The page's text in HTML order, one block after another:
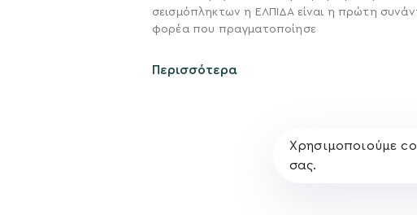
σεισμόπληκτων η ΕΛΠΙΔΑ είναι η πρώτη
φορέα που πραγματοποίησε
Περισσότερα
Σχέδιο
Χρησιμοποιούμε
σας.